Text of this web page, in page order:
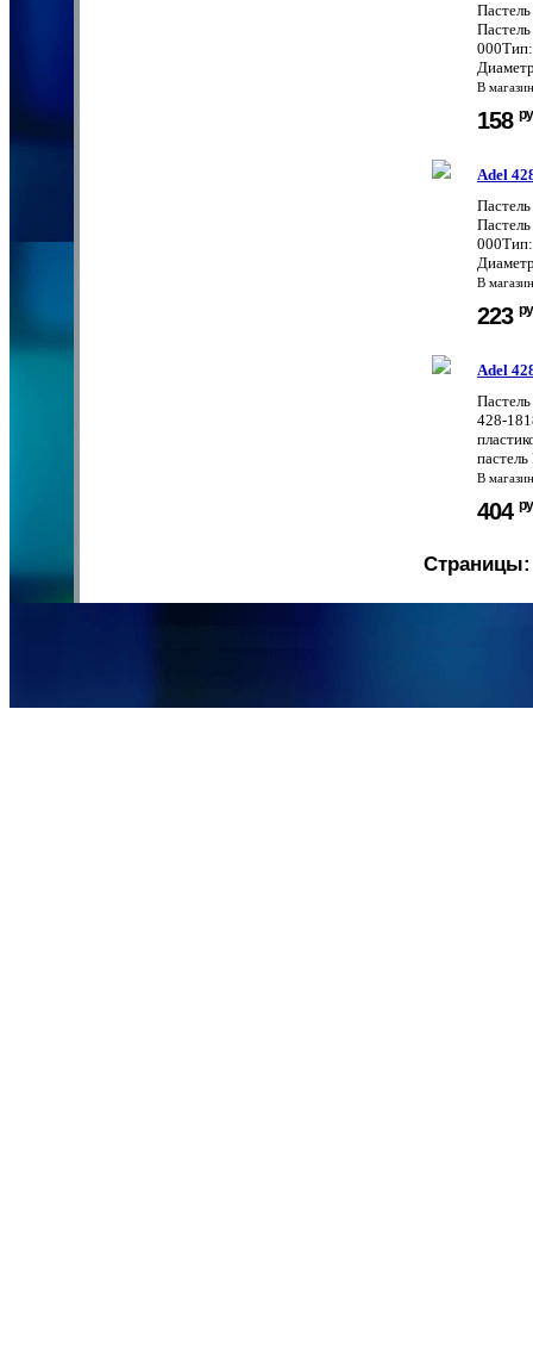
000Тип:
В
158
Adel
000Тип:
В
223
Adel
428-
В
404
Страницы: